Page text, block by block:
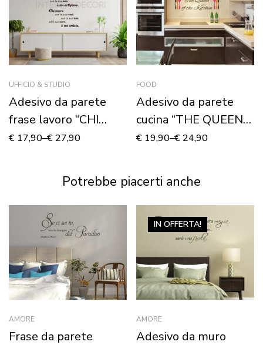
UFFICIO & STUDIO
Adesivo da parete
frase lavoro “CHI
LAVORA…”
€ 17,90–€ 27,90
FOOD
Adesivo da parete
cucina “THE QUEEN
OF THE KITCHEN”
€ 19,90–€ 24,90
Potrebbe piacerti anche
AMORE
Frase da parete
IN OFFERTA!
AMORE
Adesivo da muro